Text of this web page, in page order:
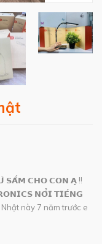
𝗦𝗔̆́𝗠 𝗖𝗛𝗢 𝗖𝗢𝗡 𝗔̣ !!
𝗡𝗢̂̉𝗜 𝗧𝗜𝗘̂́𝗡𝗚
này 7 năm trước e